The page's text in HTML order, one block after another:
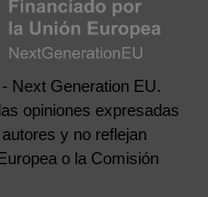
Next Generation EU.
opiniones expresadas
y no reflejan
o la Comisión